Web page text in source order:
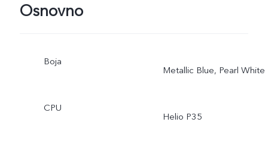
Osnovno
Boja
Metallic Blue, Pearl White
CPU
Helio P35